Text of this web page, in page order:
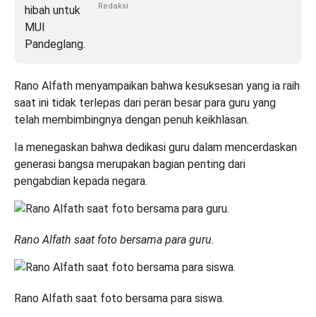
Redaksi
Rano Alfath menyampaikan bahwa kesuksesan yang ia raih
saat ini tidak terlepas dari peran besar para guru yang
telah membimbingnya dengan penuh keikhlasan.
Ia menegaskan bahwa dedikasi guru dalam mencerdaskan
generasi bangsa merupakan bagian penting dari
pengabdian kepada negara.
Rano Alfath saat foto bersama para guru.
Rano Alfath saat foto bersama para siswa.